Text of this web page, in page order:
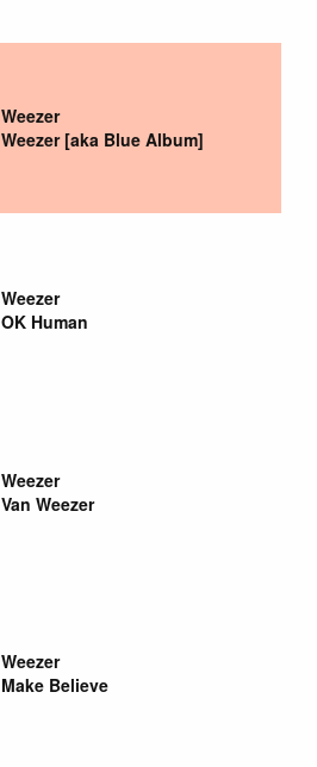
Weezer
Weezer [aka Blue Album]
Weezer
OK Human
Weezer
Van Weezer
Weezer
Make Believe